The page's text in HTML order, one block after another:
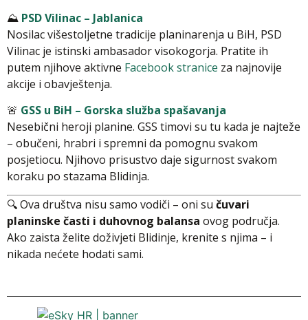
⛰️ PSD Vilinac – Jablanica
Nosilac višestoljetne tradicije planinarenja u BiH, PSD
Vilinac je istinski ambasador visokogorja. Pratite ih
putem njihove aktivne Facebook stranice za najnovije
akcije i obavještenja.
🚨 GSS u BiH – Gorska služba spašavanja
Nesebični heroji planine. GSS timovi su tu kada je najteže
– obučeni, hrabri i spremni da pomognu svakom
posjetiocu. Njihovo prisustvo daje sigurnost svakom
koraku po stazama Blidinja.
🔍 Ova društva nisu samo vodiči – oni su čuvari
planinske časti i duhovnog balansa ovog područja.
Ako zaista želite doživjeti Blidinje, krenite s njima – i
nikada nećete hodati sami.